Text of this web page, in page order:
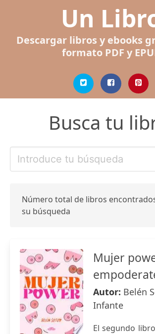
Un
Descargar libros y ebooks
formato PDF y
Busca tu
Número total de libros
su búsqueda
Mujer
Autor: Belén
Infante
El segundo